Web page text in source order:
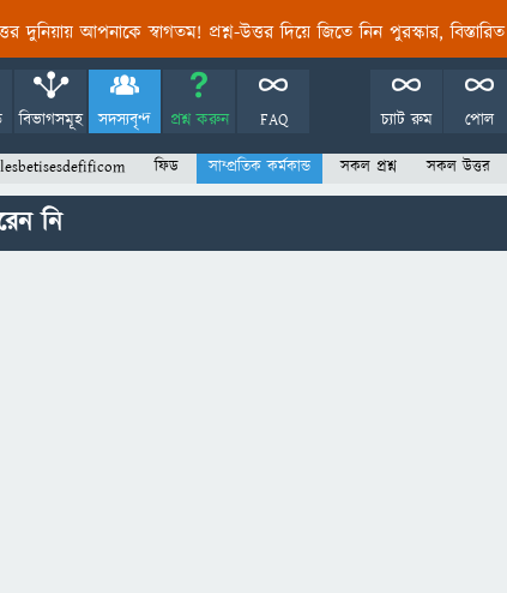
দুনিয়ায় আপনাকে স্বাগতম! প্রশ্ন-উত্তর দিয়ে জিতে নিন পুরস্কার, বিস্তারিত
বিভাগসমূহ সদস্যবৃন্দ প্রশ্ন করুন FAQ পোল
চ্যাট রুম
ফিড সাম্প্রতিক কর্মকান্ড সকল প্রশ্ন সকল উত্তর
নি